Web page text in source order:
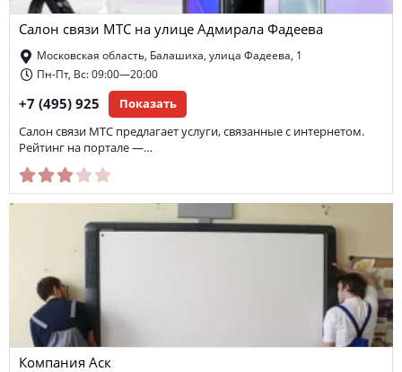
Салон связи МТС на улице Адмирала Фадеева
Московская область, Балашиха, улица Фадеева, 1
Пн-Пт, Вс: 09:00—20:00
+7 (495) 925 Показать
Салон связи МТС предлагает услуги, связанные с интернетом.
Рейтинг на портале —…
Компания Аск